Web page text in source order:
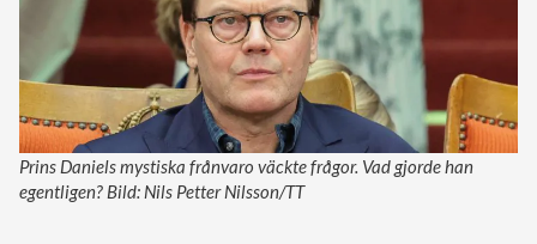
Prins Daniels mystiska frånvaro väckte frågor. Vad gjorde han
egentligen? Bild: Nils Petter Nilsson/TT